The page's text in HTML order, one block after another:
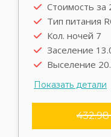
Стоимость за
Тип питания
Кол. ночей 7
Заселение
Выселение
Показать детали
Выезд туда
432.98